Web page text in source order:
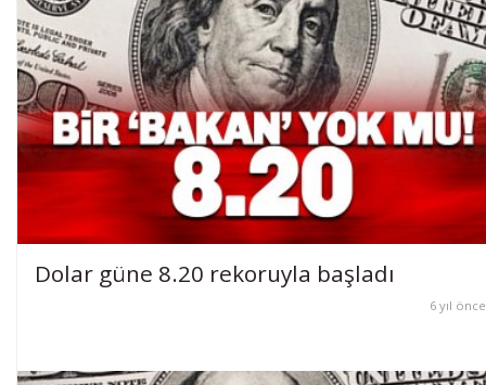
Dolar güne 8.20 rekoruyla başladı
6 yıl önce